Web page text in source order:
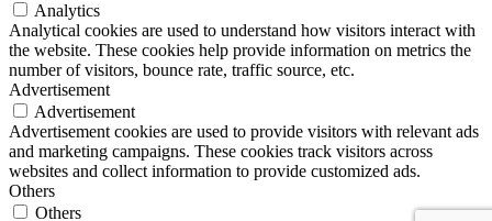
Analytics
Analytical cookies are used to understand how visitors interact with
the website. These cookies help provide information on metrics the
number of visitors, bounce rate, traffic source, etc.
Advertisement
Advertisement
Advertisement cookies are used to provide visitors with relevant ads
and marketing campaigns. These cookies track visitors across
websites and collect information to provide customized ads.
Others
Others